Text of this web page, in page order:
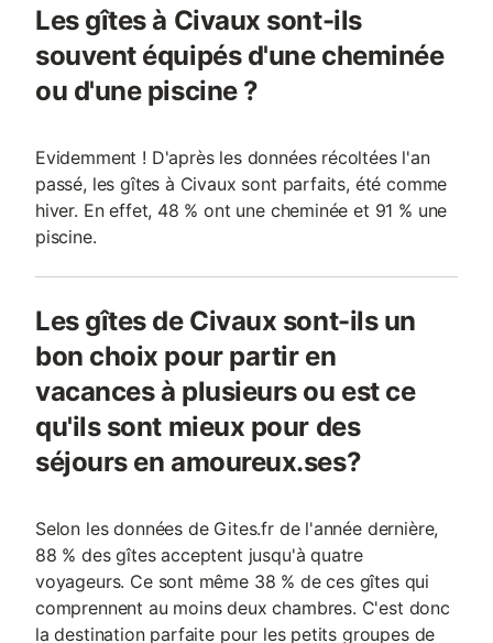
Les gîtes à Civaux sont-ils
souvent équipés d'une cheminée
ou d'une piscine ?
Evidemment ! D'après les données récoltées l'an
passé, les gîtes à Civaux sont parfaits, été comme
hiver. En effet, 48 % ont une cheminée et 91 % une
piscine.
Les gîtes de Civaux sont-ils un
bon choix pour partir en
vacances à plusieurs ou est ce
qu'ils sont mieux pour des
séjours en amoureux.ses?
Selon les données de Gites.fr de l'année dernière,
88 % des gîtes acceptent jusqu'à quatre
voyageurs. Ce sont même 38 % de ces gîtes qui
comprennent au moins deux chambres. C'est donc
la destination parfaite pour les petits groupes de